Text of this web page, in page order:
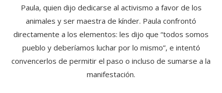
Paula, quien dijo dedicarse al activismo a favor de los
animales y ser maestra de kínder. Paula confrontó
directamente a los elementos: les dijo que “todos somos
pueblo y deberíamos luchar por lo mismo”, e intentó
convencerlos de permitir el paso o incluso de sumarse a la
manifestación.